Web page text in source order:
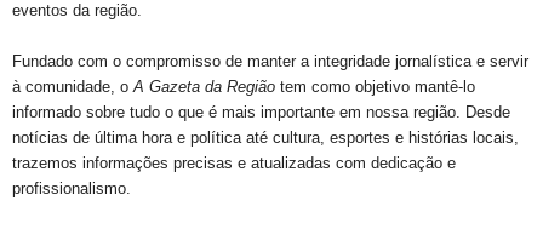
eventos da região.
Fundado com o compromisso de manter a integridade jornalística e servir
à comunidade, oA Gazeta da Região tem como objetivo mantê-lo
informado sobre tudo o que é mais importante em nossa região. Desde
notícias de última hora e política até cultura, esportes e histórias locais,
trazemos informações precisas e atualizadas com dedicação e
profissionalismo.